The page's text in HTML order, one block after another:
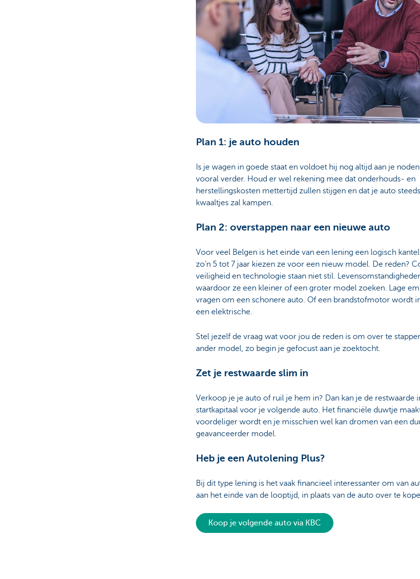
Plan 1: je auto houden
Is je wagen in goede staat en voldoet hij nog altijd aan je
vooral verder. Houd er wel rekening mee dat onderhouds- en
herstellingskosten mettertijd zullen stijgen en dat je auto
kwaaltjes zal kampen.
Plan 2: overstappen naar een nieuwe auto
Voor veel Belgen is het einde van een lening een logisch
zo’n 5 tot 7 jaar kiezen ze voor een nieuw model. De reden?
veiligheid en technologie staan niet stil.
waardoor ze een kleiner of een groter model zoeken. Lage
vragen om een schonere auto. Of een brandstofmotor wordt
een elektrische.
Stel jezelf de vraag wat voor jou de reden is om over te
ander model, zo begin je gefocust aan je zoektocht.
Zet je restwaarde slim in
Verkoop je je auto of ruil je hem in? Dan kan je de restwaarde
startkapitaal voor je volgende auto. Het financiële duwtje
voordeliger wordt en je misschien wel kan dromen van een
geavanceerder model.
Heb je een Autolening Plus?
Bij dit type lening is het vaak financieel interessanter om van
aan het einde van de looptijd, in plaats van de auto over te
Koop je volgende auto via KBC